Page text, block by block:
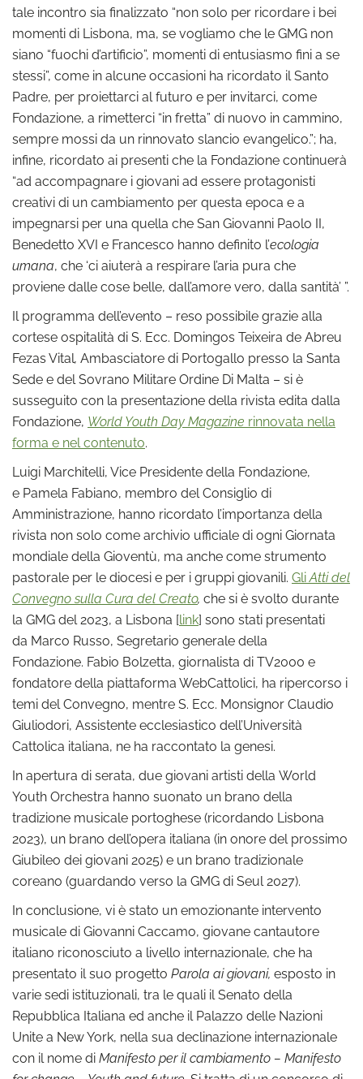
tale incontro sia finalizzato “non solo per ricordare i bei
momenti di Lisbona, ma, se vogliamo che le GMG non
siano “fuochi d’artificio”, momenti di entusiasmo fini a se
stessi”, come in alcune occasioni ha ricordato il Santo
Padre, per proiettarci al futuro e per invitarci, come
Fondazione, a rimetterci “in fretta” di nuovo in cammino,
sempre mossi da un rinnovato slancio evangelico.”; ha,
infine, ricordato ai presenti che la Fondazione continuerà
“ad accompagnare i giovani ad essere protagonisti
creativi di un cambiamento per questa epoca e a
impegnarsi per una quella che San Giovanni Paolo II,
Benedetto XVI e Francesco hanno definito l’ecologia
umana, che ‘ci aiuterà a respirare l’aria pura che
proviene dalle cose belle, dall’amore vero, dalla santità’ ”.
Il programma dell’evento – reso possibile grazie alla
cortese ospitalità di S. Ecc. Domingos Teixeira de Abreu
Fezas Vital, Ambasciatore di Portogallo presso la Santa
Sede e del Sovrano Militare Ordine Di Malta – si è
susseguito con la presentazione della rivista edita dalla
Fondazione, World Youth Day Magazine rinnovata nella
forma e nel contenuto.
Luigi Marchitelli, Vice Presidente della Fondazione,
e Pamela Fabiano, membro del Consiglio di
Amministrazione, hanno ricordato l’importanza della
rivista non solo come archivio ufficiale di ogni Giornata
mondiale della Gioventù, ma anche come strumento
pastorale per le diocesi e per i gruppi giovanili. GliAtti del
Convegno sulla Cura del Creato, che si è svolto durante
la GMG del 2023, a Lisbona [link] sono stati presentati
da Marco Russo, Segretario generale della
Fondazione. Fabio Bolzetta, giornalista di TV2000 e
fondatore della piattaforma WebCattolici, ha ripercorso i
temi del Convegno, mentre S. Ecc. Monsignor Claudio
Giuliodori, Assistente ecclesiastico dell’Università
Cattolica italiana, ne ha raccontato la genesi.
In apertura di serata, due giovani artisti della World
Youth Orchestra hanno suonato un brano della
tradizione musicale portoghese (ricordando Lisbona
2023), un brano dell’opera italiana (in onore del prossimo
Giubileo dei giovani 2025) e un brano tradizionale
coreano (guardando verso la GMG di Seul 2027).
In conclusione, vi è stato un emozionante intervento
musicale di Giovanni Caccamo, giovane cantautore
italiano riconosciuto a livello internazionale, che ha
presentato il suo progetto Parola ai giovani, esposto in
varie sedi istituzionali, tra le quali il Senato della
Repubblica Italiana ed anche il Palazzo delle Nazioni
Unite a New York, nella sua declinazione internazionale
con il nome diManifesto per il cambiamento – Manifesto